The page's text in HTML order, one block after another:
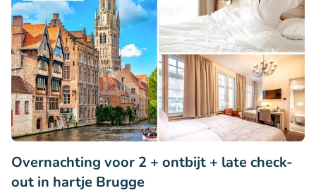
Overnachting voor 2 + ontbijt + late check-
out in hartje Brugge